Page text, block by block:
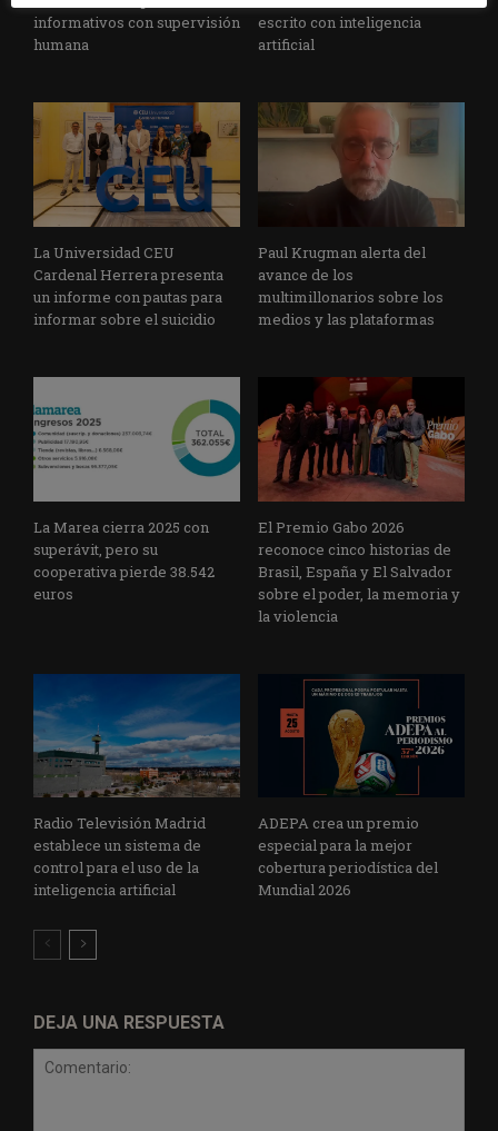
informativos con supervisión
humana
escrito con inteligencia
artificial
La Universidad CEU
Cardenal Herrera presenta
un informe con pautas para
informar sobre el suicidio
Paul Krugman alerta del
avance de los
multimillonarios sobre los
medios y las plataformas
La Marea cierra 2025 con
superávit, pero su
cooperativa pierde 38.542
euros
El Premio Gabo 2026
reconoce cinco historias de
Brasil, España y El Salvador
sobre el poder, la memoria y
la violencia
Radio Televisión Madrid
establece un sistema de
control para el uso de la
inteligencia artificial
ADEPA crea un premio
especial para la mejor
cobertura periodística del
Mundial 2026
DEJA UNA RESPUESTA